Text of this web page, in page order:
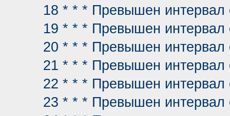
18 * * * Превышен интервал
19 * * * Превышен интервал
20 * * * Превышен интервал
21 * * * Превышен интервал
22 * * * Превышен интервал
23 * * * Превышен интервал